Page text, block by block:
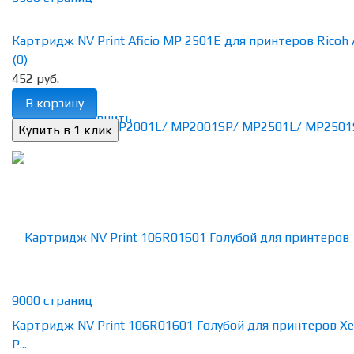
избранное сравнить
Картридж NV Print Aficio MP 2501E для принтеров Ricoh
(0)
452 руб.
В корзину
Картридж NV Print 106R01601 Голубой для принтеров
P...